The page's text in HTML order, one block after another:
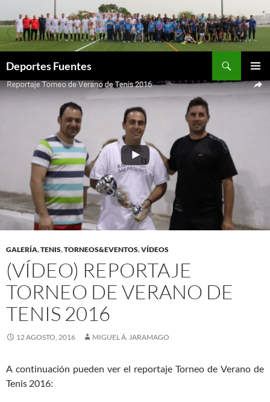
al
contenido
Deportes Fuentes
MENÚ
GALERÍA,TENIS,TORNEOS&EVENTOS,VÍDEOS
(VÍDEO) REPORTAJE
TORNEO DE VERANO DE
TENIS 2016
12 AGOSTO, 2016 MIGUEL Á. JARAMAGO
A continuación pueden ver el reportaje Torneo de Verano de
Tenis 2016: